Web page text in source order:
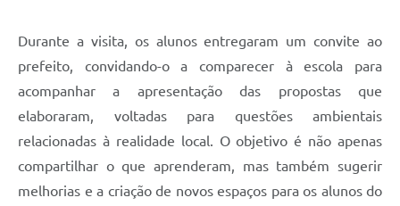
Durante a visita, os alunos entregaram um convite ao
prefeito, convidando-o a comparecer à escola para
acompanhar a apresentação das propostas que
elaboraram, voltadas para questões ambientais
relacionadas à realidade local. O objetivo é não apenas
compartilhar o que aprenderam, mas também sugerir
melhorias e a criação de novos espaços para os alunos do